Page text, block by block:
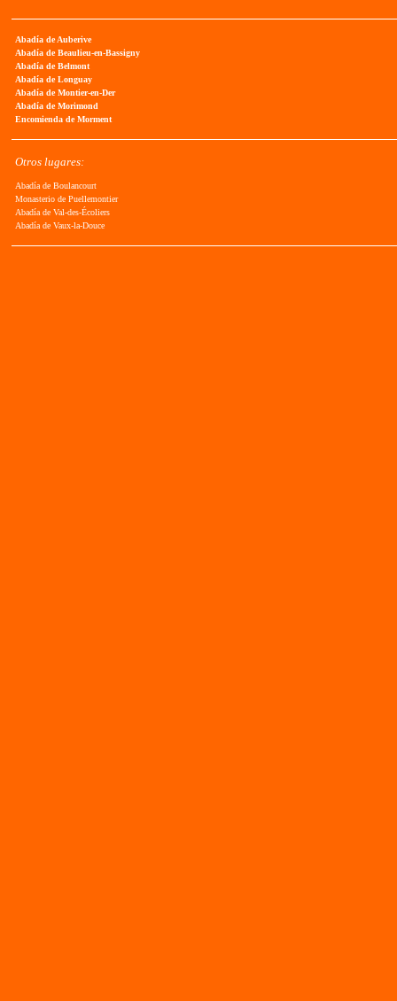
Abadía de Auberive
Abadía de Beaulieu-en-Bassigny
Abadía de Belmont
Abadía de Longuay
Abadía de Montier-en-Der
Abadía de Morimond
Encomienda de Morment
Otros lugares:
Abadía de Boulancourt
Monasterio de Puellemontier
Abadía de Val-des-Écoliers
Abadía de Vaux-la-Douce